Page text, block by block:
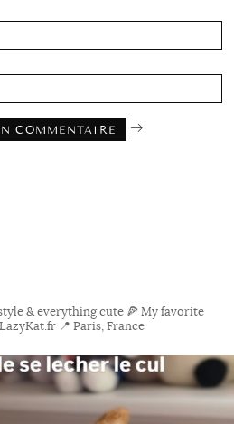
& everything cute 🍕 My favorite
📍 Paris, France